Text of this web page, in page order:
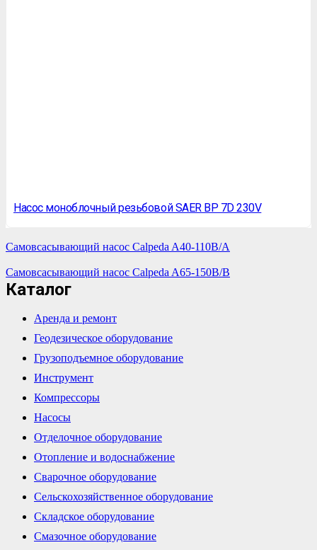
Насос моноблочный резьбовой SAER BP 7D 230V
Самовсасывающий насос Calpeda A40-110B/A
Самовсасывающий насос Calpeda A65-150B/B
Каталог
Аренда и ремонт
Геодезическое оборудование
Грузоподъемное оборудование
Инструмент
Компрессоры
Насосы
Отделочное оборудование
Отопление и водоснабжение
Сварочное оборудование
Сельскохозяйственное оборудование
Складское оборудование
Смазочное оборудование